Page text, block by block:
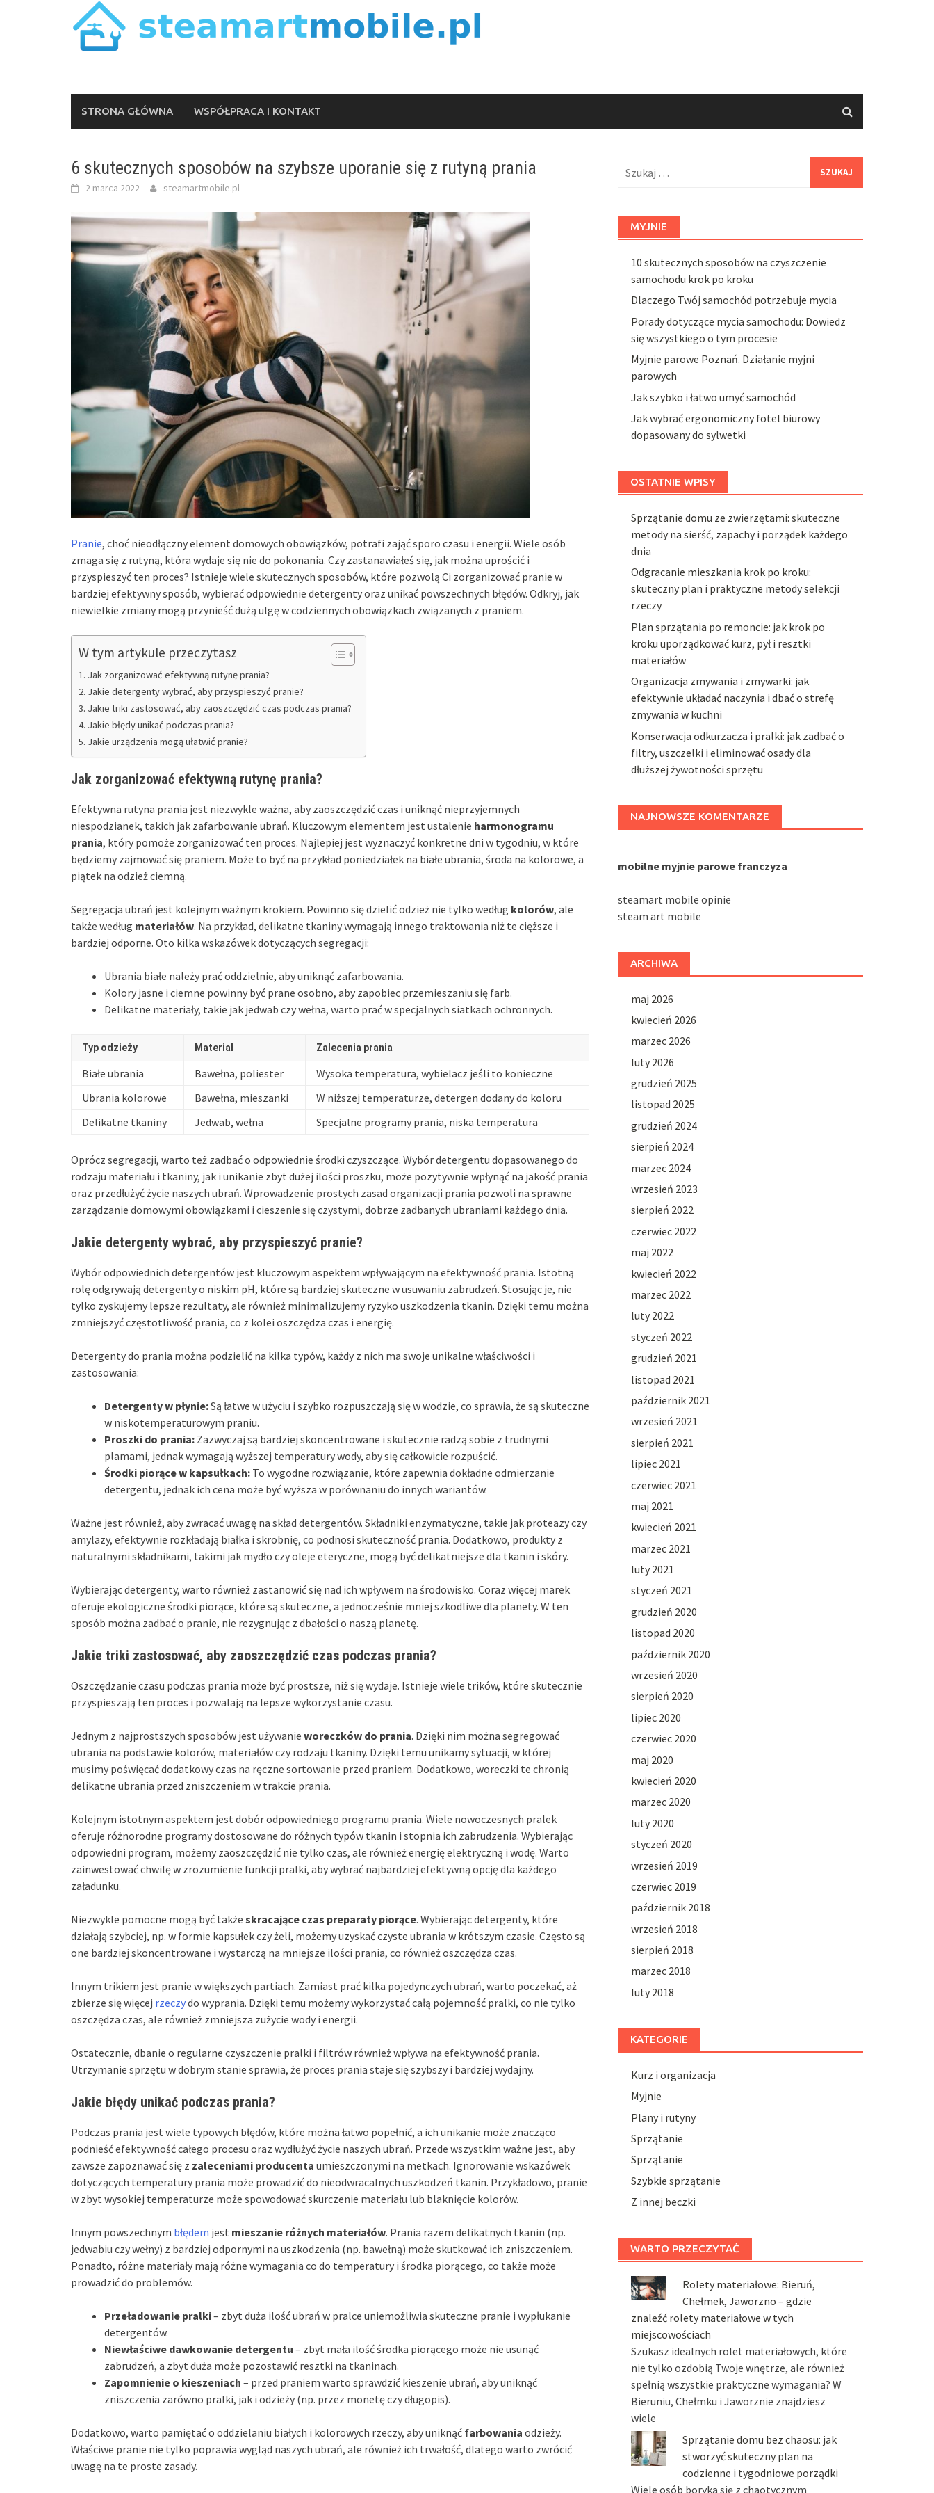
STRONA GŁÓWNA WSPÓŁPRACA I KONTAKT
6 skutecznych sposobów na szybsze uporanie się z rutyną prania
2 marca 2022 steamartmobile.pl
Pranie, choć nieodłączny element domowych obowiązków, potrafi zająć sporo czasu i energii. Wiele osób
zmaga się z rutyną, która wydaje się nie do pokonania. Czy zastanawiałeś się, jak można uprościć i
przyspieszyć ten proces? Istnieje wiele skutecznych sposobów, które pozwolą Ci zorganizować pranie w
bardziej efektywny sposób, wybierać odpowiednie detergenty oraz unikać powszechnych błędów. Odkryj, jak
niewielkie zmiany mogą przynieść dużą ulgę w codziennych obowiązkach związanych z praniem.
W tym artykule przeczytasz
Jak zorganizować efektywną rutynę prania?
Jakie detergenty wybrać, aby przyspieszyć pranie?
Jakie triki zastosować, aby zaoszczędzić czas podczas prania?
Jakie błędy unikać podczas prania?
Jakie urządzenia mogą ułatwić pranie?
Jak zorganizować efektywną rutynę prania?
Efektywna rutyna prania jest niezwykle ważna, aby zaoszczędzić czas i uniknąć nieprzyjemnych
niespodzianek, takich jak zafarbowanie ubrań. Kluczowym elementem jest ustalenie harmonogramu
prania, który pomoże zorganizować ten proces. Najlepiej jest wyznaczyć konkretne dni w tygodniu, w które
będziemy zajmować się praniem. Może to być na przykład poniedziałek na białe ubrania, środa na kolorowe, a
piątek na odzież ciemną.
Segregacja ubrań jest kolejnym ważnym krokiem. Powinno się dzielić odzież nie tylko według kolorów, ale
także według materiałów. Na przykład, delikatne tkaniny wymagają innego traktowania niż te cięższe i
bardziej odporne. Oto kilka wskazówek dotyczących segregacji:
Ubrania białe należy prać oddzielnie, aby uniknąć zafarbowania.
Kolory jasne i ciemne powinny być prane osobno, aby zapobiec przemieszaniu się farb.
Delikatne materiały, takie jak jedwab czy wełna, warto prać w specjalnych siatkach ochronnych.
Typ odzieży Materiał Zalecenia prania
Białe ubrania Bawełna, poliester
Wysoka temperatura, wybielacz jeśli to konieczne
Ubrania kolorowe
Bawełna, mieszanki
W niższej temperaturze, detergen dodany do koloru
Delikatne tkaniny
Jedwab, wełna Specjalne programy prania, niska temperatura
Oprócz segregacji, warto też zadbać o odpowiednie środki czyszczące. Wybór detergentu dopasowanego do
rodzaju materiału i tkaniny, jak i unikanie zbyt dużej ilości proszku, może pozytywnie wpłynąć na jakość prania
oraz przedłużyć życie naszych ubrań. Wprowadzenie prostych zasad organizacji prania pozwoli na sprawne
zarządzanie domowymi obowiązkami i cieszenie się czystymi, dobrze zadbanych ubraniami każdego dnia.
Jakie detergenty wybrać, aby przyspieszyć pranie?
Wybór odpowiednich detergentów jest kluczowym aspektem wpływającym na efektywność prania. Istotną
rolę odgrywają detergenty o niskim pH, które są bardziej skuteczne w usuwaniu zabrudzeń. Stosując je, nie
tylko zyskujemy lepsze rezultaty, ale również minimalizujemy ryzyko uszkodzenia tkanin. Dzięki temu można
zmniejszyć częstotliwość prania, co z kolei oszczędza czas i energię.
Detergenty do prania można podzielić na kilka typów, każdy z nich ma swoje unikalne właściwości i
zastosowania:
Detergenty w płynie:Są łatwe w użyciu i szybko rozpuszczają się w wodzie, co sprawia, że są skuteczne
w niskotemperaturowym praniu.
Proszki do prania: Zazwyczaj są bardziej skoncentrowane i skutecznie radzą sobie z trudnymi
plamami, jednak wymagają wyższej temperatury wody, aby się całkowicie rozpuścić.
Środki piorące w kapsułkach: To wygodne rozwiązanie, które zapewnia dokładne odmierzanie
detergentu, jednak ich cena może być wyższa w porównaniu do innych wariantów.
Ważne jest również, aby zwracać uwagę na skład detergentów. Składniki enzymatyczne, takie jak proteazy czy
amylazy, efektywnie rozkładają białka i skrobnię, co podnosi skuteczność prania. Dodatkowo, produkty z
naturalnymi składnikami, takimi jak mydło czy oleje eteryczne, mogą być delikatniejsze dla tkanin i skóry.
Wybierając detergenty, warto również zastanowić się nad ich wpływem na środowisko. Coraz więcej marek
oferuje ekologiczne środki piorące, które są skuteczne, a jednocześnie mniej szkodliwe dla planety. W ten
sposób można zadbać o pranie, nie rezygnując z dbałości o naszą planetę.
Jakie triki zastosować, aby zaoszczędzić czas podczas prania?
Oszczędzanie czasu podczas prania może być prostsze, niż się wydaje. Istnieje wiele trików, które skutecznie
przyspieszają ten proces i pozwalają na lepsze wykorzystanie czasu.
Jednym z najprostszych sposobów jest używanie woreczków do prania. Dzięki nim można segregować
ubrania na podstawie kolorów, materiałów czy rodzaju tkaniny. Dzięki temu unikamy sytuacji, w której
musimy poświęcać dodatkowy czas na ręczne sortowanie przed praniem. Dodatkowo, woreczki te chronią
delikatne ubrania przed zniszczeniem w trakcie prania.
Kolejnym istotnym aspektem jest dobór odpowiedniego programu prania. Wiele nowoczesnych pralek
oferuje różnorodne programy dostosowane do różnych typów tkanin i stopnia ich zabrudzenia. Wybierając
odpowiedni program, możemy zaoszczędzić nie tylko czas, ale również energię elektryczną i wodę. Warto
zainwestować chwilę w zrozumienie funkcji pralki, aby wybrać najbardziej efektywną opcję dla każdego
załadunku.
Niezwykle pomocne mogą być także skracające czas preparaty piorące. Wybierając detergenty, które
działają szybciej, np. w formie kapsułek czy żeli, możemy uzyskać czyste ubrania w krótszym czasie. Często są
one bardziej skoncentrowane i wystarczą na mniejsze ilości prania, co również oszczędza czas.
Innym trikiem jest pranie w większych partiach. Zamiast prać kilka pojedynczych ubrań, warto poczekać, aż
zbierze się więcej rzeczydo wyprania. Dzięki temu możemy wykorzystać całą pojemność pralki, co nie tylko
oszczędza czas, ale również zmniejsza zużycie wody i energii.
Ostatecznie, dbanie o regularne czyszczenie pralki i filtrów również wpływa na efektywność prania.
Utrzymanie sprzętu w dobrym stanie sprawia, że proces prania staje się szybszy i bardziej wydajny.
Jakie błędy unikać podczas prania?
Podczas prania jest wiele typowych błędów, które można łatwo popełnić, a ich unikanie może znacząco
podnieść efektywność całego procesu oraz wydłużyć życie naszych ubrań. Przede wszystkim ważne jest, aby
zawsze zapoznawać się z zaleceniami producenta umieszczonymi na metkach. Ignorowanie wskazówek
dotyczących temperatury prania może prowadzić do nieodwracalnych uszkodzeń tkanin. Przykładowo, pranie
w zbyt wysokiej temperaturze może spowodować skurczenie materiału lub blaknięcie kolorów.
Innym powszechnym błędem jest mieszanie różnych materiałów. Prania razem delikatnych tkanin (np.
jedwabiu czy wełny) z bardziej odpornymi na uszkodzenia (np. bawełną) może skutkować ich zniszczeniem.
Ponadto, różne materiały mają różne wymagania co do temperatury i środka piorącego, co także może
prowadzić do problemów.
Przeładowanie pralki– zbyt duża ilość ubrań w pralce uniemożliwia skuteczne pranie i wypłukanie
detergentów.
Niewłaściwe dawkowanie detergentu – zbyt mała ilość środka piorącego może nie usunąć
zabrudzeń, a zbyt duża może pozostawić resztki na tkaninach.
Zapomnienie o kieszeniach – przed praniem warto sprawdzić kieszenie ubrań, aby uniknąć
zniszczenia zarówno pralki, jak i odzieży (np. przez monetę czy długopis).
Dodatkowo, warto pamiętać o oddzielaniu białych i kolorowych rzeczy, aby uniknąć farbowania odzieży.
Właściwe pranie nie tylko poprawia wygląd naszych ubrań, ale również ich trwałość, dlatego warto zwrócić
uwagę na te proste zasady.
MYJNIE
10 skutecznych sposobów na czyszczenie
samochodu krok po kroku
Dlaczego Twój samochód potrzebuje mycia
Porady dotyczące mycia samochodu: Dowiedz
się wszystkiego o tym procesie
Myjnie parowe Poznań. Działanie myjni
parowych
Jak szybko i łatwo umyć samochód
Jak wybrać ergonomiczny fotel biurowy
dopasowany do sylwetki
OSTATNIE WPISY
Sprzątanie domu ze zwierzętami: skuteczne
metody na sierść, zapachy i porządek każdego
dnia
Odgracanie mieszkania krok po kroku:
skuteczny plan i praktyczne metody selekcji
rzeczy
Plan sprzątania po remoncie: jak krok po
kroku uporządkować kurz, pył i resztki
materiałów
Organizacja zmywania i zmywarki: jak
efektywnie układać naczynia i dbać o strefę
zmywania w kuchni
Konserwacja odkurzacza i pralki: jak zadbać o
filtry, uszczelki i eliminować osady dla
dłuższej żywotności sprzętu
NAJNOWSZE KOMENTARZE
mobilne myjnie parowe franczyza
steamart mobile opinie
steam art mobile
ARCHIWA
maj 2026
kwiecień 2026
marzec 2026
luty 2026
grudzień 2025
listopad 2025
grudzień 2024
sierpień 2024
marzec 2024
wrzesień 2023
sierpień 2022
czerwiec 2022
maj 2022
kwiecień 2022
marzec 2022
luty 2022
styczeń 2022
grudzień 2021
listopad 2021
październik 2021
wrzesień 2021
sierpień 2021
lipiec 2021
czerwiec 2021
maj 2021
kwiecień 2021
marzec 2021
luty 2021
styczeń 2021
grudzień 2020
listopad 2020
październik 2020
wrzesień 2020
sierpień 2020
lipiec 2020
czerwiec 2020
maj 2020
kwiecień 2020
marzec 2020
luty 2020
styczeń 2020
wrzesień 2019
czerwiec 2019
październik 2018
wrzesień 2018
sierpień 2018
marzec 2018
luty 2018
KATEGORIE
Kurz i organizacja
Myjnie
Plany i rutyny
Sprzątanie
Sprzątanie
Szybkie sprzątanie
Z innej beczki
WARTO PRZECZYTAĆ
Rolety materiałowe: Bieruń,
Chełmek, Jaworzno – gdzie
znaleźć rolety materiałowe w tych
miejscowościach
Szukasz idealnych rolet materiałowych, które
nie tylko ozdobią Twoje wnętrze, ale również
spełnią wszystkie praktyczne wymagania? W
Bieruniu, Chełmku i Jaworznie znajdziesz
wiele
Sprzątanie domu bez chaosu: jak
stworzyć skuteczny plan na
codzienne i tygodniowe porządki
Wiele osób boryka się z chaotycznym